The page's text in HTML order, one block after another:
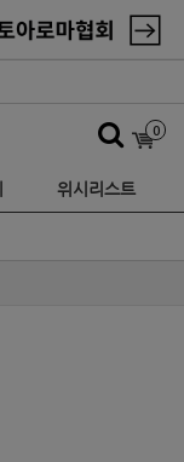
0
위시리스트